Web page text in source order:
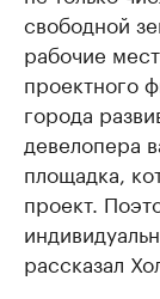
свободной
рабочие
проектного
города
девелопера
площадка,
проект.
рассказал